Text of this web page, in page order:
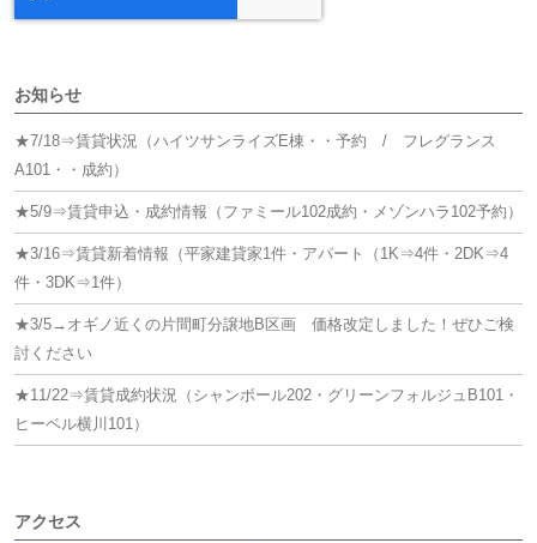
お知らせ
★7/18⇒賃貸状況（ハイツサンライズE棟・・予約 / フレグランス
A101・・成約）
★5/9⇒賃貸申込・成約情報（ファミール102成約・メゾンハラ102予約）
★3/16⇒賃貸新着情報（平家建貸家1件・アパート（1K⇒4件・2DK⇒4
件・3DK⇒1件）
★3/5→オギノ近くの片間町分譲地B区画 価格改定しました！ぜひご検
討ください
★11/22⇒賃貸成約状況（シャンボール202・グリーンフォルジュB101・
ヒーベル横川101）
アクセス